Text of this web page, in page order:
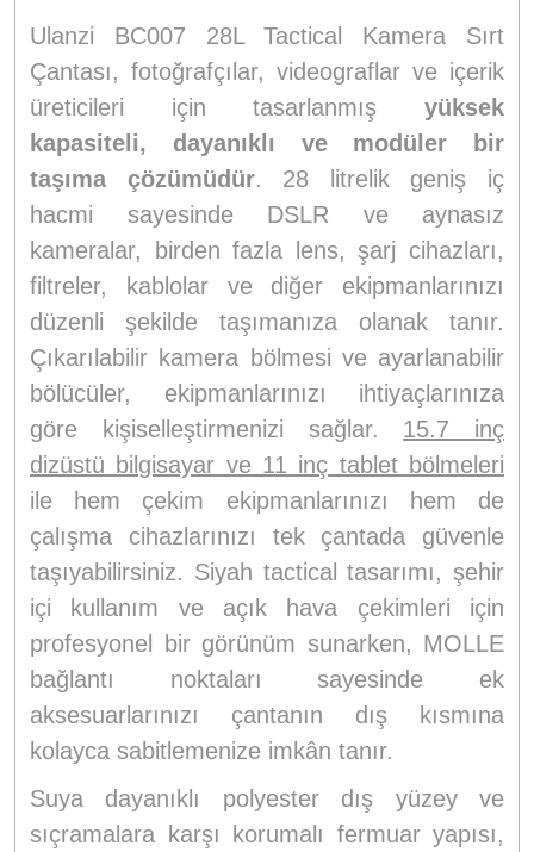
Ulanzi BC007 28L Tactical Kamera Sırt
Çantası, fotoğrafçılar, videograflar ve içerik
üreticileri için tasarlanmış yüksek
kapasiteli, dayanıklı ve modüler bir
taşıma çözümüdür. 28 litrelik geniş iç
hacmi sayesinde DSLR ve aynasız
kameralar, birden fazla lens, şarj cihazları,
filtreler, kablolar ve diğer ekipmanlarınızı
düzenli şekilde taşımanıza olanak tanır.
Çıkarılabilir kamera bölmesi ve ayarlanabilir
bölücüler, ekipmanlarınızı ihtiyaçlarınıza
göre kişiselleştirmenizi sağlar. 15.7 inç
dizüstü bilgisayar ve 11 inç tablet bölmeleri
ile hem çekim ekipmanlarınızı hem de
çalışma cihazlarınızı tek çantada güvenle
taşıyabilirsiniz. Siyah tactical tasarımı, şehir
içi kullanım ve açık hava çekimleri için
profesyonel bir görünüm sunarken, MOLLE
bağlantı noktaları sayesinde ek
aksesuarlarınızı çantanın dış kısmına
kolayca sabitlemenize imkân tanır.
Suya dayanıklı polyester dış yüzey ve
sıçramalara karşı korumalı fermuar yapısı,